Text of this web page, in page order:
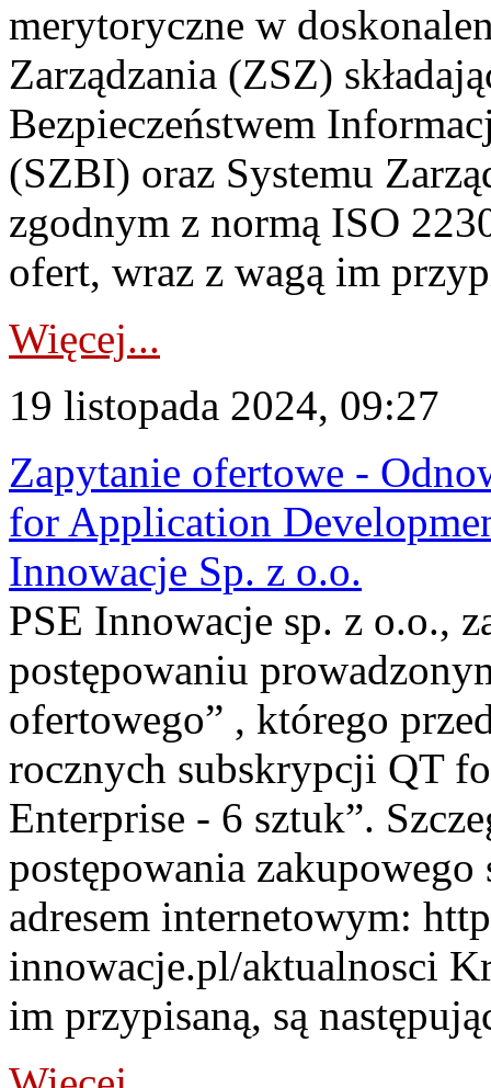
merytoryczne w
Zarządzania (ZSZ)
Bezpieczeństwem
(SZBI) oraz Systemu
zgodnym z normą ISO
ofert, wraz z wagą im
Więcej...
19 listopada 2024, 09:27
Zapytanie ofertowe -
for Application
Innowacje Sp. z o.o.
PSE Innowacje sp. z o.o.,
postępowaniu
ofertowego” , którego
rocznych subskrypcji QT
Enterprise - 6 sztuk”.
postępowania zakupowego
adresem internetowym:
innowacje.pl/aktualnosci
im przypisaną, są